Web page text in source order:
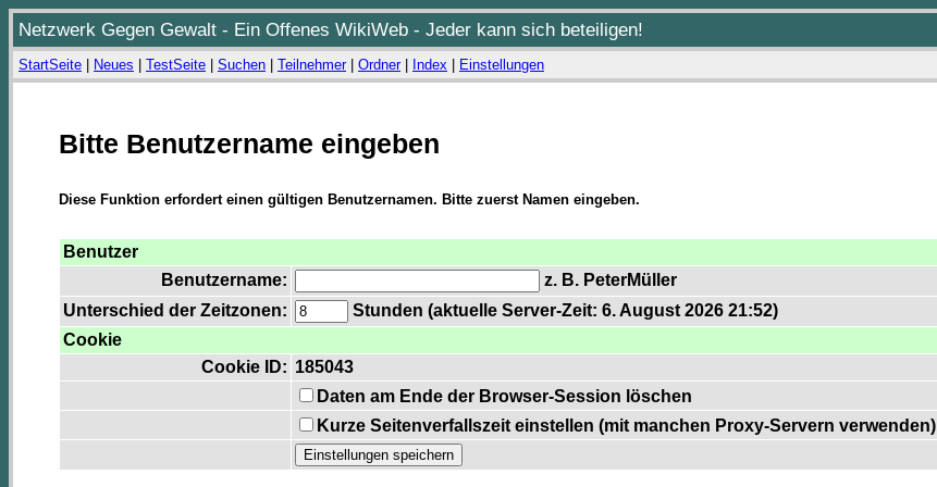
Netzwerk Gegen Gewalt - Ein Offenes WikiWeb - Jeder kann sich beteiligen!
StartSeite Neues TestSeite Suchen Teilnehmer| Ordner| Index Einstellungen
Bitte Benutzername eingeben
Diese Funktion erfordert einen gültigen Benutzernamen. Bitte zuerst Namen eingeben.
Benutzer
Benutzername:
z. B. PeterMüller
Unterschied der Zeitzonen:
Stunden (aktuelle Server-Zeit: 6. August 2026 21:52)
Cookie
Cookie ID: 185043
Daten am Ende der Browser-Session löschen
Kurze Seitenverfallszeit einstellen (mit manchen Proxy-Servern verwenden)